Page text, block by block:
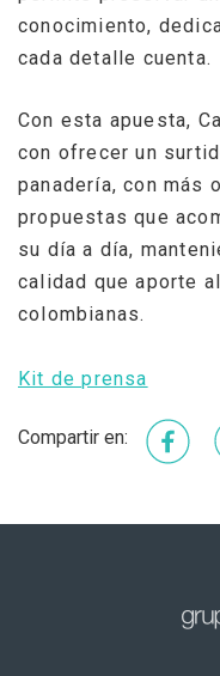
conocimiento,
cada detalle cuenta.
Con esta apuesta,
con ofrecer un
panadería, con más
propuestas que
su día a día,
calidad que aporte
colombianas.
Kit de prensa